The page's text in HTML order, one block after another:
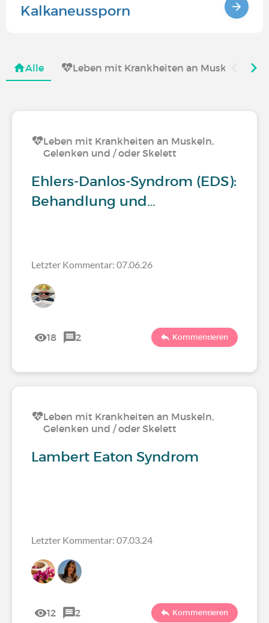
Kalkaneussporn
Alle Leben mit Krankheiten an Muskeln,
Leben mit Krankheiten an Muskeln,
Gelenken und / oder Skelett
Ehlers-Danlos-Syndrom (EDS):
Behandlung und…
Letzter Kommentar: 07.06.26
18 2 Kommentieren
Leben mit Krankheiten an Muskeln,
Gelenken und / oder Skelett
Lambert Eaton Syndrom
Letzter Kommentar: 07.03.24
12 2 Kommentieren